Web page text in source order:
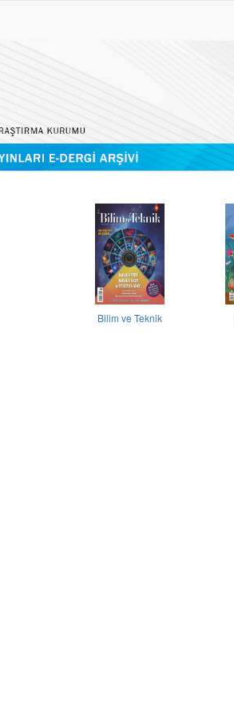
Bilim ve Teknik